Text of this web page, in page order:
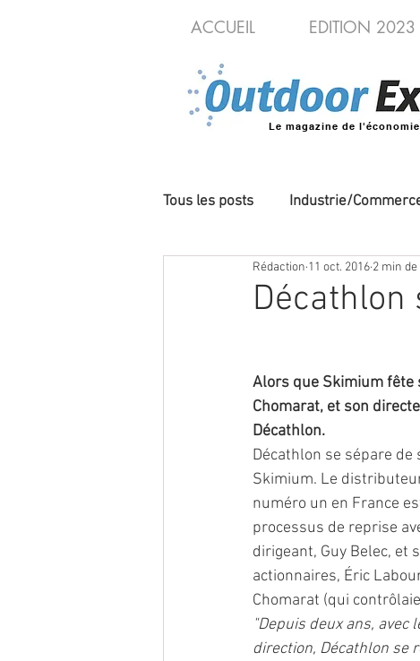
ACCUEIL EDITION 2023
Le magazine de
Tous les posts Industrie/
Cycles/VAE Produits/
Décathlon
Rédaction 11 oct. 2016 2 min
Alors que Skimium fête
Chomarat, et son
Décathlon.
Décathlon se sépare de
Skimium. Le
numéro un en France
processus de reprise
dirigeant, Guy Belec, et
actionnaires, Éric
Chomarat (qui
"Depuis deux ans, avec
direction, Décathlon se